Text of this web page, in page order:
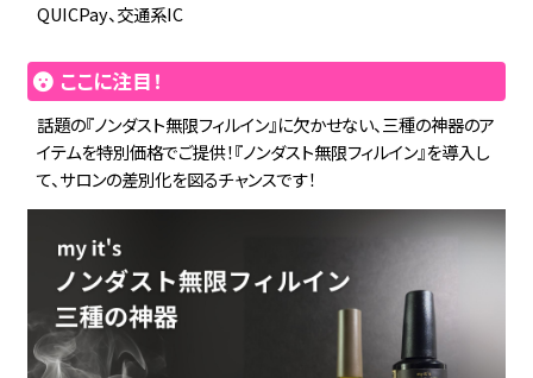
QUICPay、交通系IC
ここに注目！
話題の『ノンダスト無限フィルイン』に欠かせない、三種の神器のア
イテムを特別価格でご提供！『ノンダスト無限フィルイン』を導入し
て、サロンの差別化を図るチャンスです！